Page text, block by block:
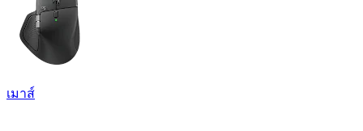
เมาส์